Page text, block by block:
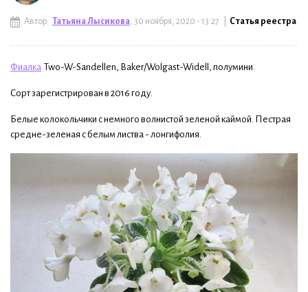
Автор: Татьяна Лысикова, 30 ноября, 2020 - 13:27 | Статья реестра
Фиалка Two-W-Sandellen, Baker/Wolgast-Widell, полумини.
Сорт зарегистрирован в 2016 году.
Белые колокольчики с немного волнистой зеленой каймой. Пестрая
средне-зеленая с белым листва - лонгифолия.